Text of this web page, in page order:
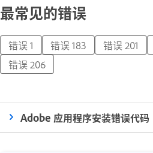
最常见的错误
错误 1 错误 183 错误 201
错误 206
Adobe 应用程序安装错误代码